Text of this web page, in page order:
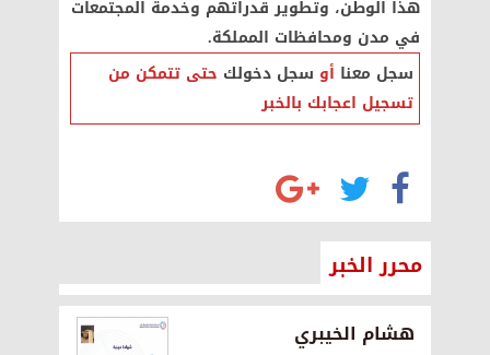
هذا الوطن، وتطوير قدراتهم وخدمة المجتمعات
في مدن ومحافظات المملكة.
سجل معنا أو سجل دخولك حتى تتمكن من
تسجيل اعجابك بالخبر
محرر الخبر
هشام الخيبري